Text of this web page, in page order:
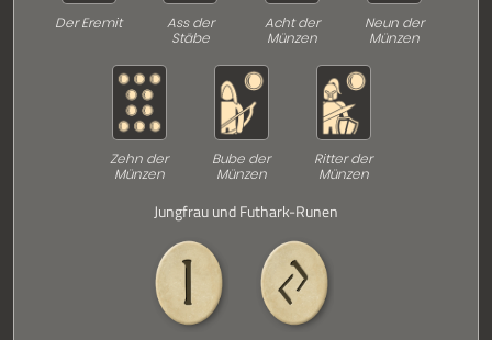
Der Eremit
Ass der
Stäbe
Acht der
Münzen
Neun der
Münzen
Zehn der
Münzen
Bube der
Münzen
Ritter der
Münzen
Jungfrau und Futhark-Runen